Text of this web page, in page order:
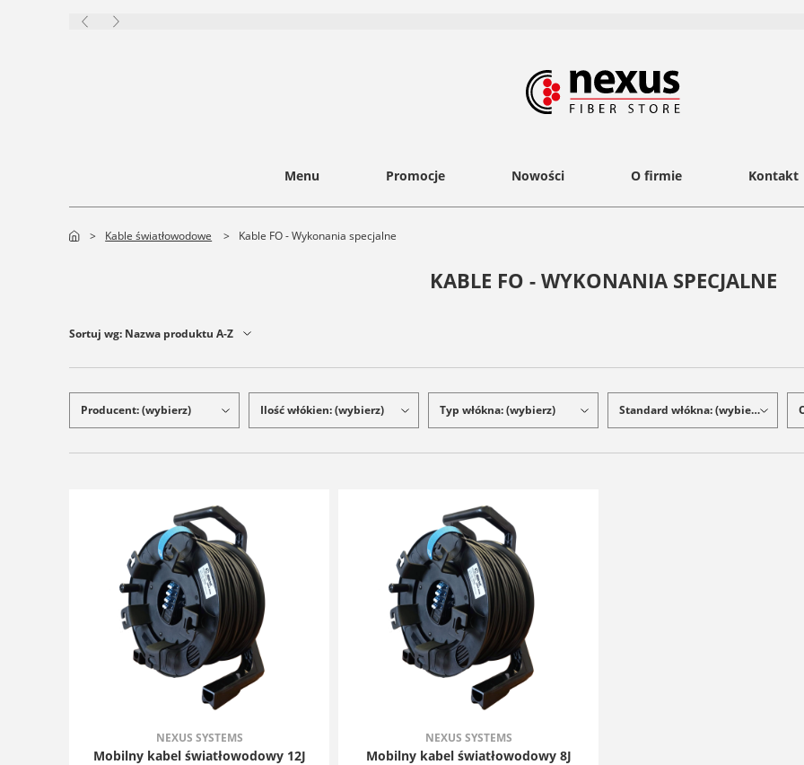
Menu Promocje Nowości O firmie Kontakt
> Kable światłowodowe > Kable FO - Wykonania specjalne
KABLE FO - WYKONANIA SPECJALNE
Sortuj wg: Nazwa produktu A-Z
Producent: (wybierz) Ilość włókien: (wybierz) Typ włókna: (wybierz) Standard włókna: (wybierz)
NEXUS SYSTEMS
Mobilny kabel światłowodowy 12J
NEXUS SYSTEMS
Mobilny kabel światłowodowy 8J